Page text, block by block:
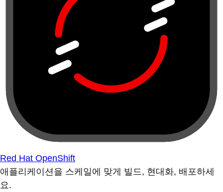
Red Hat OpenShift
애플리케이션을 스케일에 맞게 빌드, 현대화, 배포하세
요.